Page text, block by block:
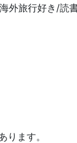
旅行好き/読
ます。